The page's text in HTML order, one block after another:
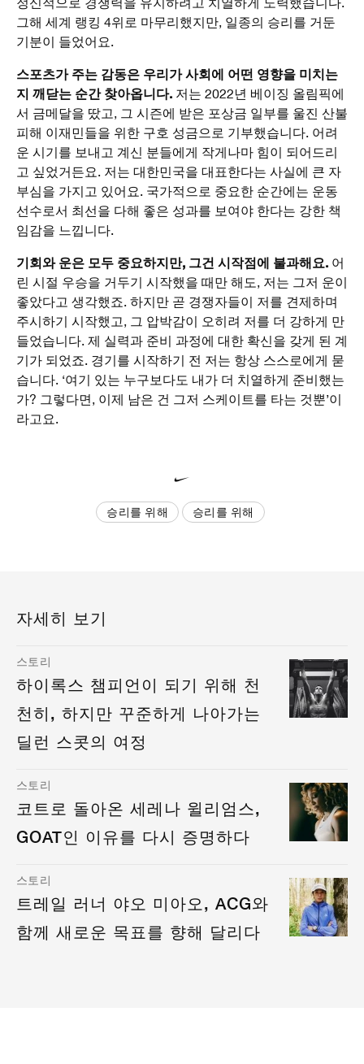
그해 세계 랭킹 4위로 마무리했지만, 일종의 승리를 거둔
기분이 들었어요.
스포츠가 주는 감동은 우리가 사회에 어떤 영향을 미치는
지 깨닫는 순간 찾아옵니다. 저는 2022년 베이징 올림픽에
서 금메달을 땄고, 그 시즌에 받은 포상금 일부를 울진 산불
피해 이재민들을 위한 구호 성금으로 기부했습니다. 어려
운 시기를 보내고 계신 분들에게 작게나마 힘이 되어드리
고 싶었거든요. 저는 대한민국을 대표한다는 사실에 큰 자
부심을 가지고 있어요. 국가적으로 중요한 순간에는 운동
선수로서 최선을 다해 좋은 성과를 보여야 한다는 강한 책
임감을 느낍니다.
기회와 운은 모두 중요하지만, 그건 시작점에 불과해요. 어
린 시절 우승을 거두기 시작했을 때만 해도, 저는 그저 운이
좋았다고 생각했죠. 하지만 곧 경쟁자들이 저를 견제하며
주시하기 시작했고, 그 압박감이 오히려 저를 더 강하게 만
들었습니다. 제 실력과 준비 과정에 대한 확신을 갖게 된 계
기가 되었죠. 경기를 시작하기 전 저는 항상 스스로에게 묻
습니다. ‘여기 있는 누구보다도 내가 더 치열하게 준비했는
가? 그렇다면, 이제 남은 건 그저 스케이트를 타는 것뿐’이
라고요.
승리를 위해 승리를 위해
자세히 보기
스토리
하이록스 챔피언이 되기 위해 천
천히, 하지만 꾸준하게 나아가는
딜런 스콧의 여정
스토리
코트로 돌아온 세레나 윌리엄스,
GOAT인 이유를 다시 증명하다
스토리
트레일 러너 야오 미아오, ACG와
함께 새로운 목표를 향해 달리다